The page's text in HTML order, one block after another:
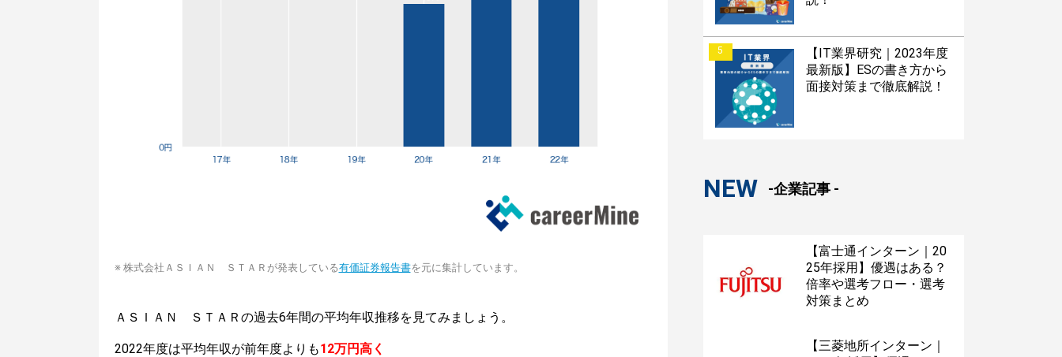
※ 株式会社ＡＳＩＡＮ ＳＴＡＲが発表している有価証券報告書を元に集計しています。
ＡＳＩＡＮ ＳＴＡＲの過去6年間の平均年収推移を見てみましょう。
2022年度は平均年収が前年度よりも12万円高く
5
【IT業界研究｜2023年度
最新版】ESの書き方から
面接対策まで徹底解説！
NEW -企業記事 -
【富士通インターン｜20
25年採用】優遇はある？
倍率や選考フロー・選考
対策まとめ
【三菱地所インターン｜